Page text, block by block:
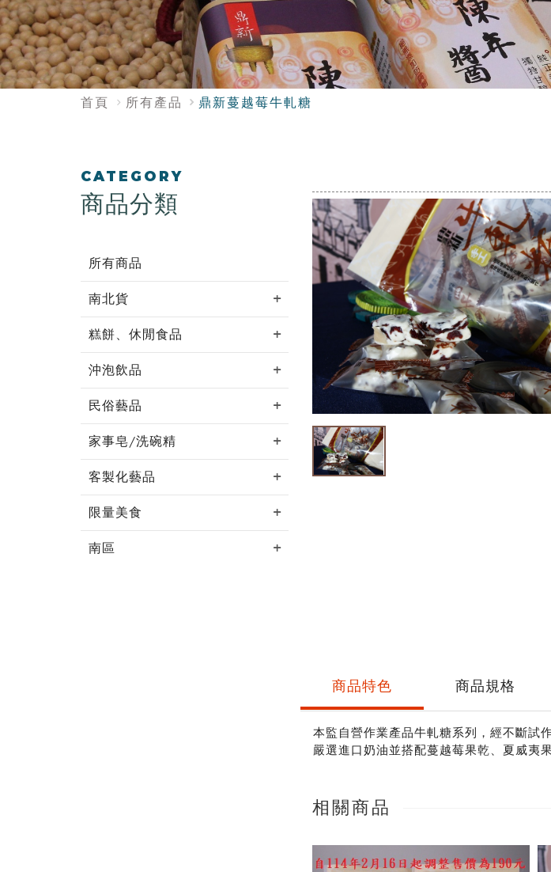
:::
首頁 所有產品 鼎新蔓越莓牛軋糖
:::
CATEGORY
商品分類
所有商品
南北貨
糕餅、休閒食品
沖泡飲品
民俗藝品
家事皂/洗碗精
客製化藝品
限量美食
南區
商品特色 商品規格
本監自營作業產品牛軋糖系列，經不斷試
嚴選進口奶油並搭配蔓越莓果乾、夏威夷
相關商品